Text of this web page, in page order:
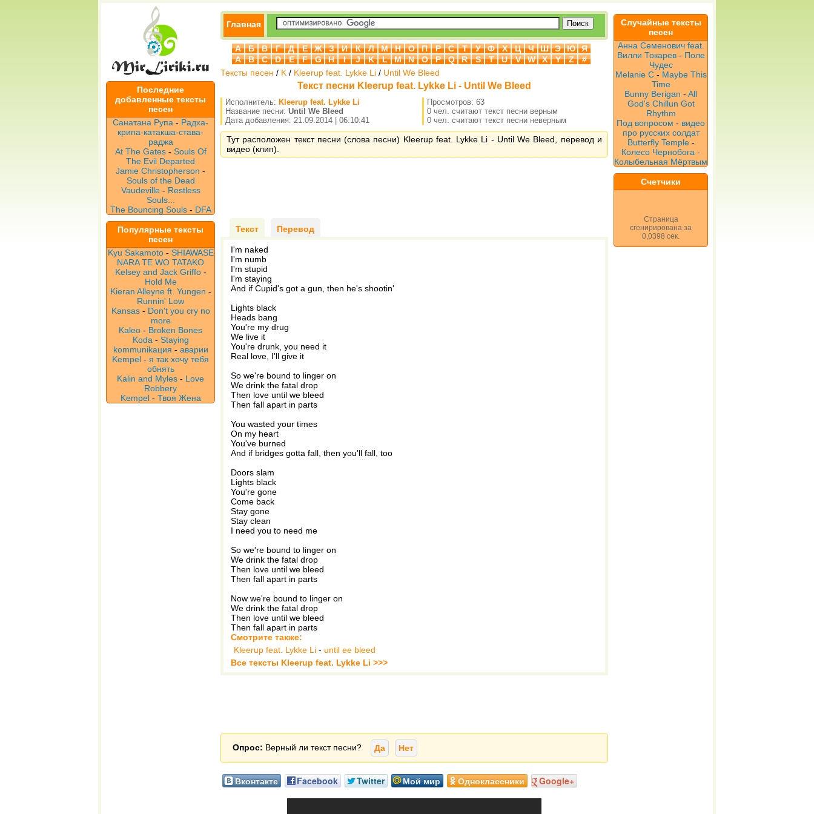
Последние
добавленные тексты
песен
Санатана Рупа - Радха-
крипа-катакша-става-
раджа
At The Gates- Souls Of
The Evil Departed
Jamie Christopherson -
Souls of the Dead
Vaudeville - Restless
Souls...
The Bouncing Souls- DFA
Популярные тексты
песен
Kyu Sakamoto- SHIAWASE
NARA TE WO TATAKO
Kelsey and Jack Griffo-
Hold Me
Kieran Alleyne ft. Yungen -
Runnin' Low
Kansas- Don't you cry no
more
Kaleo - Broken Bones
Koda - Staying
kommunikaция - аварии
Kempel - я так хочу тебя
обнять
Kalin and Myles - Love
Robbery
Kempel- Твоя Жена
Главная
А Б В Г Д Е Ж З И К Л М Н О П Р С Т У Ф Х Ц Ч Ш Э Ю
Я
A
B C D E F G H I J K L M N O P Q R S T U V W X Y Z
#
Тексты песен / K / Kleerup feat. Lykke Li / Until We Bleed
Текст песни Kleerup feat. Lykke Li - Until We Bleed
Исполнитель: Kleerup feat. Lykke Li
Название песни: Until We Bleed
Дата добавления: 21.09.2014 | 06:10:41
Просмотров: 63
0 чел. считают текст песни верным
0 чел. считают текст песни неверным
Тут расположен текст песни (слова песни) Kleerup feat. Lykke Li - Until We Bleed, перевод и
видео (клип).
Текст Перевод
I'm naked
I'm numb
I'm stupid
I'm staying
And if Cupid's got a gun, then he's shootin'
Lights black
Heads bang
You're my drug
We live it
You're drunk, you need it
Real love, I'll give it
So we're bound to linger on
We drink the fatal drop
Then love until we bleed
Then fall apart in parts
You wasted your times
On my heart
You've burned
And if bridges gotta fall, then you'll fall, too
Doors slam
Lights black
You're gone
Come back
Stay gone
Stay clean
I need you to need me
So we're bound to linger on
We drink the fatal drop
Then love until we bleed
Then fall apart in parts
Now we're bound to linger on
We drink the fatal drop
Then love until we bleed
Then fall apart in parts
Смотрите также:
Kleerup feat. Lykke Li - until ee bleed
Все тексты Kleerup feat. Lykke Li >>>
Опрос: Верный ли текст песни? Да Нет
Вконтакте Facebook Twitter Мой мир Одноклассники Google+
Случайные тексты
песен
Анна Семенович feat.
Вилли Токарев- Поле
Чудес
Melanie C- Maybe This
Time
Bunny Berigan - All
God's Chillun Got
Rhythm
Под вопросом - видео
про русских солдат
Butterfly Temple-
Колесо Чернобога -
Колыбельная Мёртвым
Счетчики
Страница
сгенирирована за
0,0398 сек.